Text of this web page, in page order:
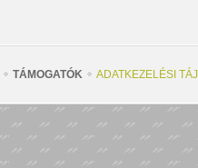
TÁMOGATÓK ADATKEZELÉSI